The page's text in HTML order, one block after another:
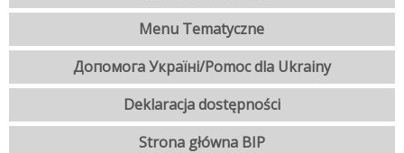
Menu Tematyczne
Допомога Україні/Pomoc dla Ukrainy
Deklaracja dostępności
Strona główna BIP